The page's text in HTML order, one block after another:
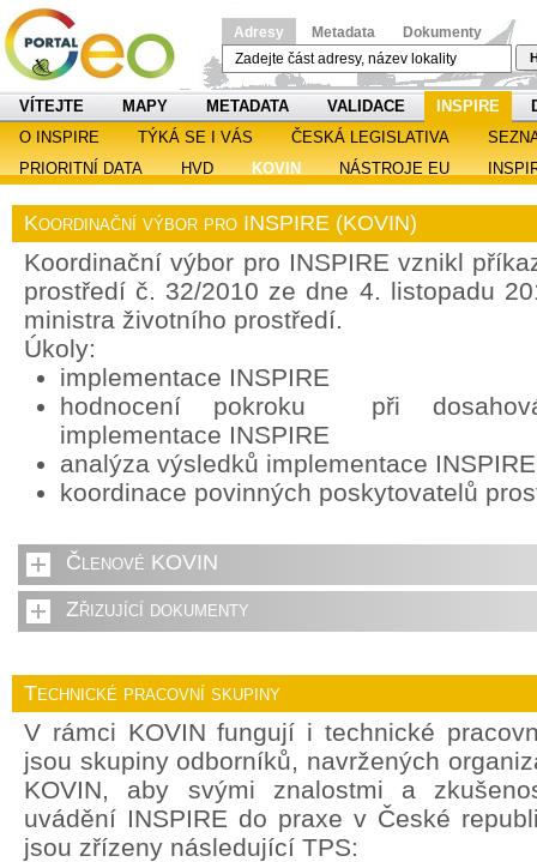
Adresy Metadata Dokumenty
VÍTEJTE MAPY METADATA VALIDACE INSPIRE
O INSPIRE
TÝKÁ SE I VÁS ČESKÁ LEGISLATIVA
PRIORITNÍ DATA
HVD KOVIN NÁSTROJE EU
Koordinační výbor pro INSPIRE (KOVIN)
Koordinační výbor pro INSPIRE vznikl
prostředí č. 32/2010 ze dne 4. listopadu
ministra životního prostředí.
Úkoly:
implementace INSPIRE
hodnocení pokroku při
implementace INSPIRE
analýza výsledků implementace INSPIRE
koordinace povinných poskytovatelů
Členové KOVIN
Zřizující dokumenty
Technické pracovní skupiny
V rámci KOVIN fungují i technické
jsou skupiny odborníků, navržených
KOVIN, aby svými znalostmi a
uvádění INSPIRE do praxe v České
jsou zřízeny následující TPS: